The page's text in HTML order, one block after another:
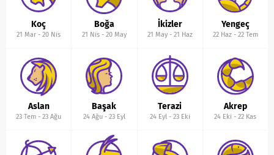
Koç
21 Mar -20 Nis
Boğa
21 Nis- 20 May
İkizler
21 May- 21 Haz
Yengeç
22 Haz- 22 Tem
Aslan
23 Tem -23 Ağu
Başak
24 Ağu- 23 Eyl
Terazi
24 Eyl- 23 Eki
Akrep
24 Eki -22 Kas